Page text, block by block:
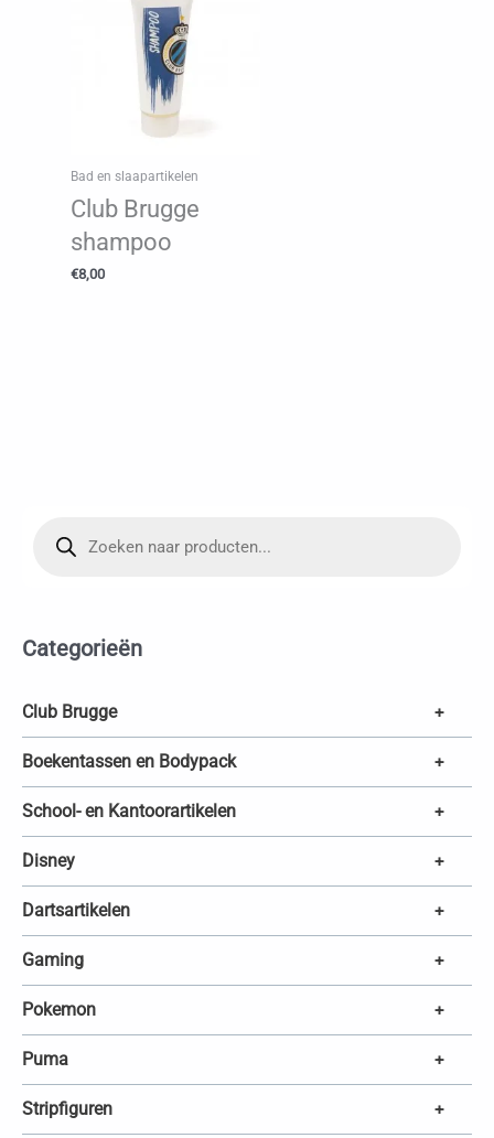
n
z
k
e
n
Categorieën
Club Brugge +
Boekentassen en Bodypack +
School- en Kantoorartikelen +
Disney +
Dartsartikelen +
Gaming +
Pokemon +
Puma +
Stripfiguren +
Bad en slaapartikelen
Club Brugge
shampoo
€8,00